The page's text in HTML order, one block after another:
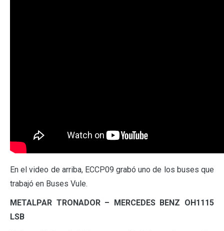
En el video de arriba, ECCP09 grabó uno de los buses que
trabajó en Buses Vule.
METALPAR TRONADOR – MERCEDES BENZ OH1115
LSB